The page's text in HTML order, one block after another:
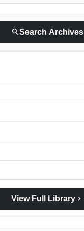
searchSearch Archives
View Full Library chevron_right